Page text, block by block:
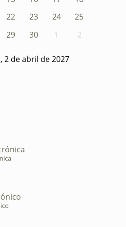
22 23 24
25
29 30 1 2
2 de abril de 2027